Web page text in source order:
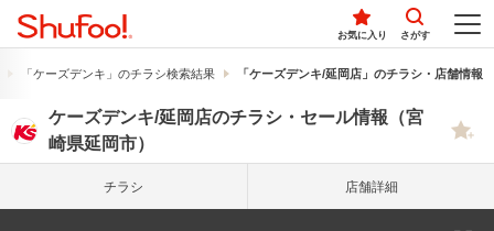
お気に入り さがす
「ケーズデンキ」のチラシ検索結果 「ケーズデンキ/延岡店」のチラシ・店舗情報
ケーズデンキ/延岡店のチラシ・セール情報（宮
崎県延岡市）
チラシ 店舗詳細